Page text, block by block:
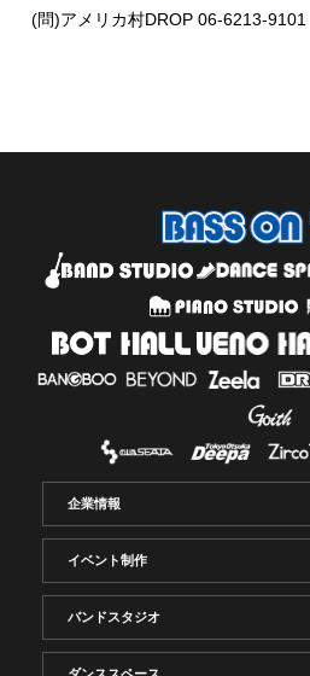
(問)アメリカ村DROP 06-6213-9101
企業情報
イベント制作
バンドスタジオ
ダンススペース